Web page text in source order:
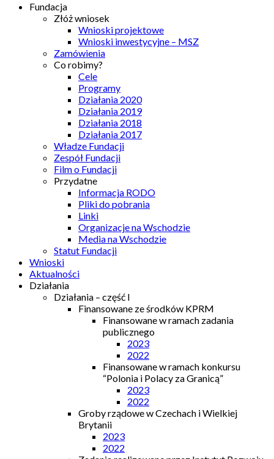
Fundacja
Złóż wniosek
Wnioski projektowe
Wnioski inwestycyjne – MSZ
Zamówienia
Co robimy?
Cele
Programy
Działania 2020
Działania 2019
Działania 2018
Działania 2017
Władze Fundacji
Zespół Fundacji
Film o Fundacji
Przydatne
Informacja RODO
Pliki do pobrania
Linki
Organizacje na Wschodzie
Media na Wschodzie
Statut Fundacji
Wnioski
Aktualności
Działania
Działania – część I
Finansowane ze środków KPRM
Finansowane w ramach zadania
publicznego
2023
2022
Finansowane w ramach konkursu
“Polonia i Polacy za Granicą”
2023
2022
Groby rządowe w Czechach i Wielkiej
Brytanii
2023
2022